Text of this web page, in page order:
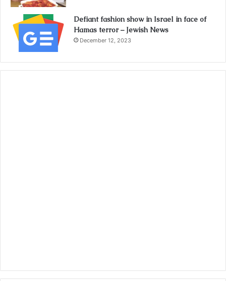
Defiant fashion show in Israel in face of
Hamas terror – Jewish News
December 12, 2023